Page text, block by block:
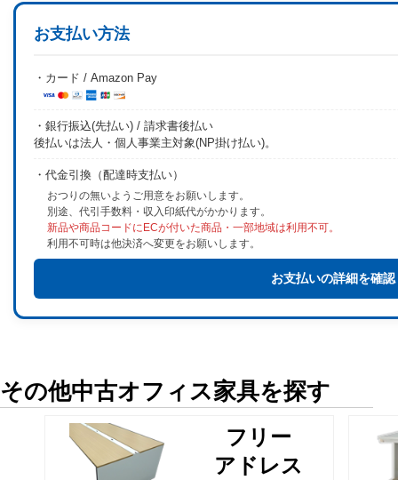
お支払い方法
・カード / Amazon Pay
・銀行振込(先払い) / 請求書後払い
後払いは法人・個人事業主対象(NP掛け払い)。
・代金引換（配達時支払い）
おつりの無いようご用意をお願いします。
別途、代引手数料・収入印紙代がかかります。
新品や商品コードにECが付いた商品・一部地域は利用不可。
利用不可時は他決済へ変更をお願いします。
お支払いの詳細を確認
その他中古オフィス家具を探す
フリー
アドレス